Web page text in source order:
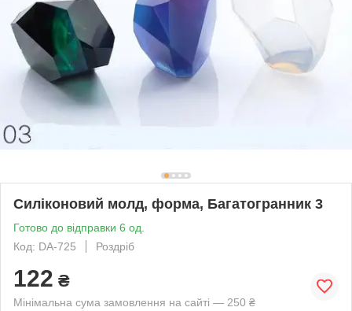
Силіконовий молд, форма, Багатогранник 3
Готово до відправки 6 од.
Код: DA-725
Роздріб
122 ₴
Мінімальна сума замовлення на сайті — 250 ₴